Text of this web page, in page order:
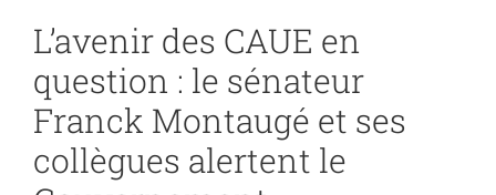
L’avenir des CAUE en
question : le sénateur
Franck Montaugé et ses
collègues alertent le